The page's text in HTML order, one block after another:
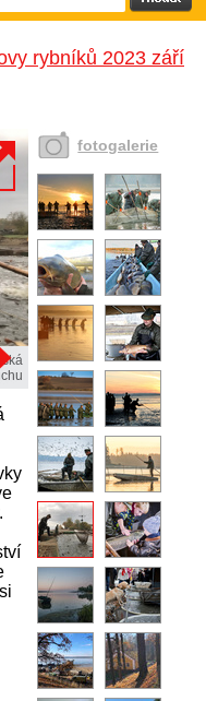
rybníků 2023 září
fotogalerie